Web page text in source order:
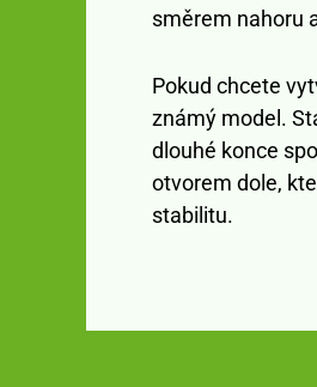
směrem nahoru
Pokud chcete
známý model.
dlouhé konce
otvorem dole,
stabilitu.